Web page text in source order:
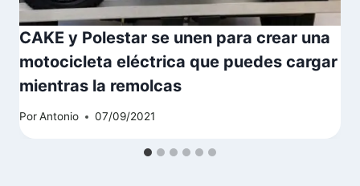
CAKE y Polestar se unen para crear una
motocicleta eléctrica que puedes cargar
mientras la remolcas
PorAntonio 07/09/2021